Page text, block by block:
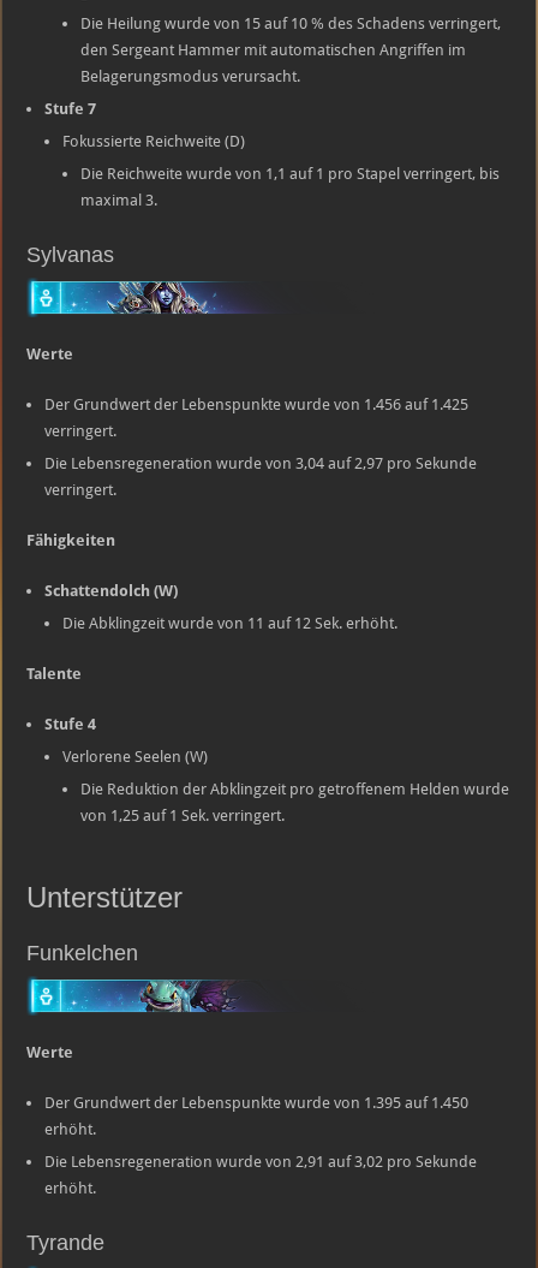
Die Heilung wurde von 15 auf 10 % des Schadens verringert,
den Sergeant Hammer mit automatischen Angriffen im
Belagerungsmodus verursacht.
Stufe 7
Fokussierte Reichweite (D)
Die Reichweite wurde von 1,1 auf 1 pro Stapel verringert, bis
maximal 3.
Sylvanas
Werte
Der Grundwert der Lebenspunkte wurde von 1.456 auf 1.425
verringert.
Die Lebensregeneration wurde von 3,04 auf 2,97 pro Sekunde
verringert.
Fähigkeiten
Schattendolch (W)
Die Abklingzeit wurde von 11 auf 12 Sek. erhöht.
Talente
Stufe 4
Verlorene Seelen (W)
Die Reduktion der Abklingzeit pro getroffenem Helden wurde
von 1,25 auf 1 Sek. verringert.
Unterstützer
Funkelchen
Werte
Der Grundwert der Lebenspunkte wurde von 1.395 auf 1.450
erhöht.
Die Lebensregeneration wurde von 2,91 auf 3,02 pro Sekunde
erhöht.
Tyrande